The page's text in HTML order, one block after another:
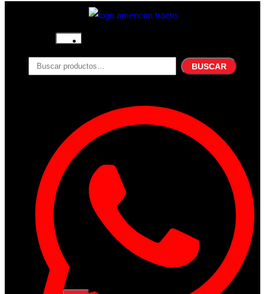
Nosotros
Productos
Refrigerante
Lubricantes
Contacto
Acceder
Iniciar Sesion
Registro
Restablecer la contraseña
BUSCAR